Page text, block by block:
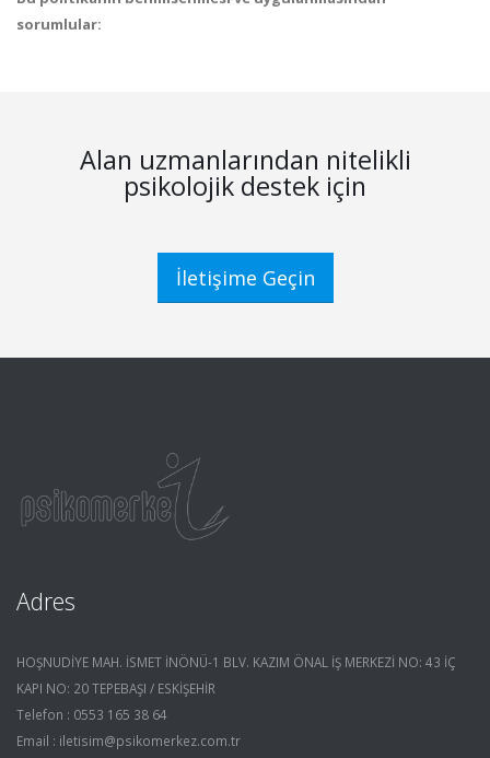
sorumlular:
Alan uzmanlarından nitelikli
psikolojik destek için
İletişime Geçin
Adres
HOŞNUDİYE MAH. İSMET İNÖNÜ-1 BLV. KAZIM ÖNAL İŞ MERKEZİ NO: 43 İÇ
KAPI NO: 20 TEPEBAŞI / ESKİŞEHİR
Telefon : 0553 165 38 64
Email : iletisim@psikomerkez.com.tr